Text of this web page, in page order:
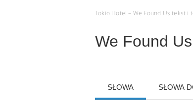
Tokio Hotel – We Found Us tekst i
We Found
SŁOWA SŁOWA